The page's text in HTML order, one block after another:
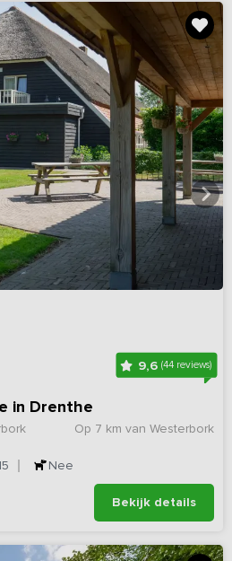
9,6(44 reviews)
in Drenthe
Op 7 km van Westerbork
Nee
Bekijk details